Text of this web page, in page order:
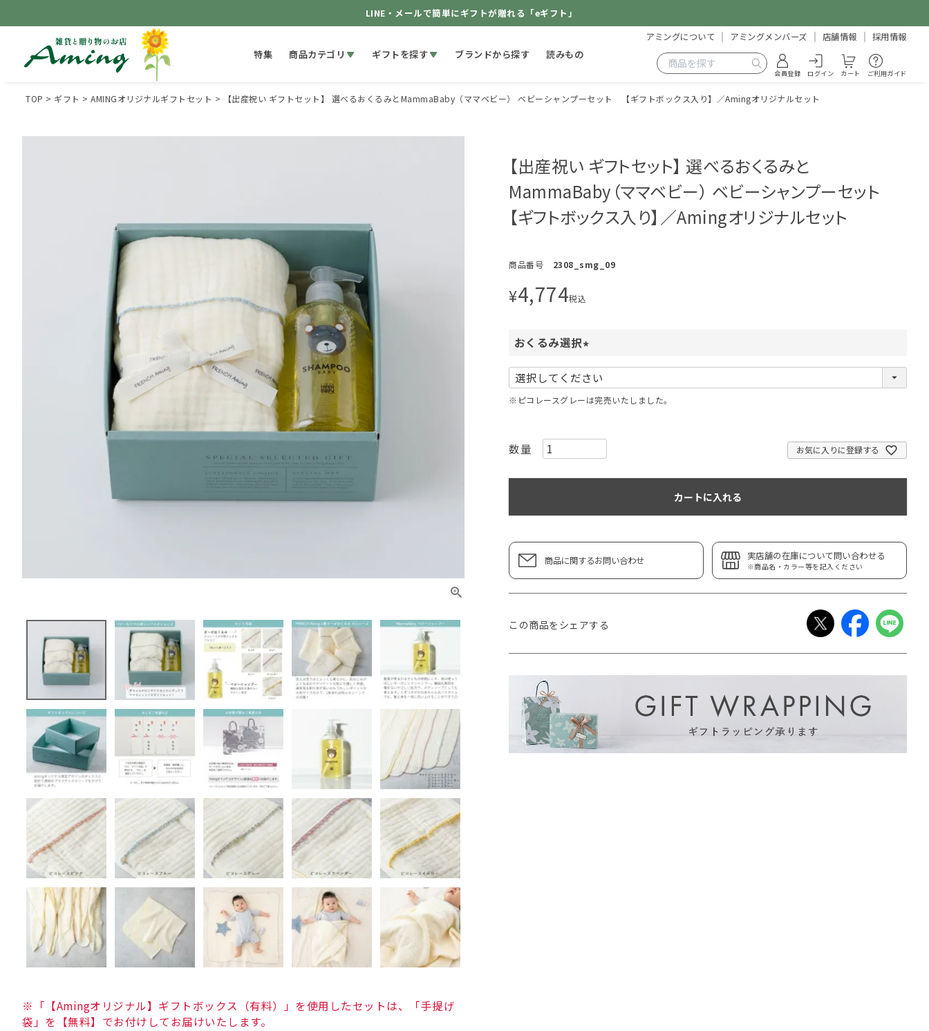
LINE・メールで簡単にギフトが贈れる「eギフト」
特集 商品カテゴリ ギフトを探す ブランドから探す 読みもの
アミングについて アミングメンバーズ 店舗情報 採用情報
会員登録 ログイン カート ご利用ガイド
TOP ギフト AMINGオリジナルギフトセット 【出産祝い ギフトセット】 選べるおくるみとMammaBaby（ママベビー） ベビーシャンプーセット 【ギフトボックス入り】／Amingオリジナルセット
※「【Amingオリジナル】ギフトボックス（有料）」を使用したセットは、「手提げ
袋」を【無料】でお付けしてお届けいたします。
【出産祝い ギフトセット】 選べるおくるみと
MammaBaby（ママベビー） ベビーシャンプーセット
【ギフトボックス入り】／Amingオリジナルセット
商品番号 2308_smg_09
¥4,774税込
おくるみ選択
必
須
※ピコレースグレーは完売いたしました。
お気に入りに登録する
カートに入れる
商品に関するお問い合わせ 実店舗の在庫について問い合わせる
※商品名・カラー等を記入ください
この商品をシェアする